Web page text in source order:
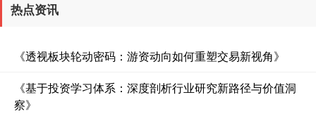
热点资讯
《透视板块轮动密码：游资动向如何重塑交易新视角》
《基于投资学习体系：深度剖析行业研究新路径与价值洞
察》